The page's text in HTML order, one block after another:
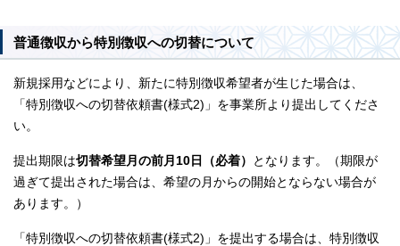
普通徴収から特別徴収への切替について
新規採用などにより、新たに特別徴収希望者が生じた場合は、
「特別徴収への切替依頼書(様式2)」を事業所より提出してくださ
い。
提出期限は切替希望月の前月10日（必着）
となります。（期限が
過ぎて提出された場合は、希望の月からの開始とならない場合が
あります。）
「特別徴収への切替依頼書(様式2)」を提出する場合は、特別徴収